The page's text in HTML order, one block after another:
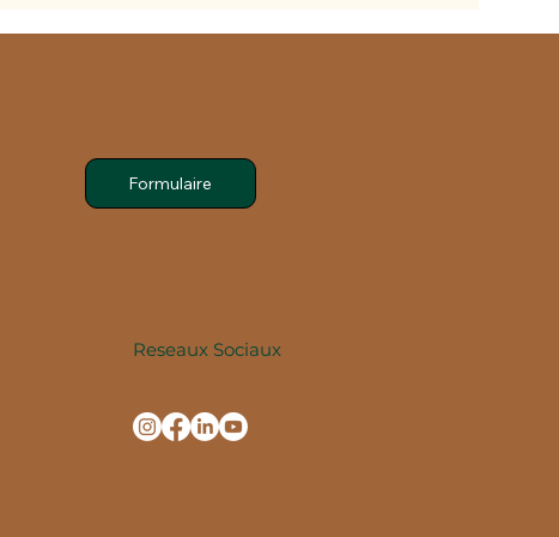
Formulaire
Reseaux Sociaux